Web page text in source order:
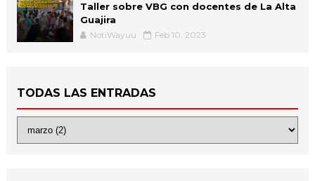
Taller sobre VBG con docentes de La Alta
Guajira
NotiWayuu Feb 10, 2023
TODAS LAS ENTRADAS